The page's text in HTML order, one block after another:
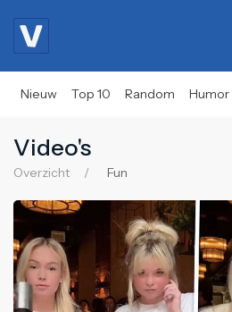
Nieuw Top 10 Random Humor
Video's
Overzicht Fun